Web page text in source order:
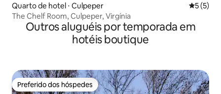
Quarto de hotel ⋅ Culpeper 5 de
5 (5)
The Chelf Room, Culpeper, Virgínia
Outros aluguéis por temporada em
hotéis boutique
Preferido dos hóspedes
Preferido dos hóspedes